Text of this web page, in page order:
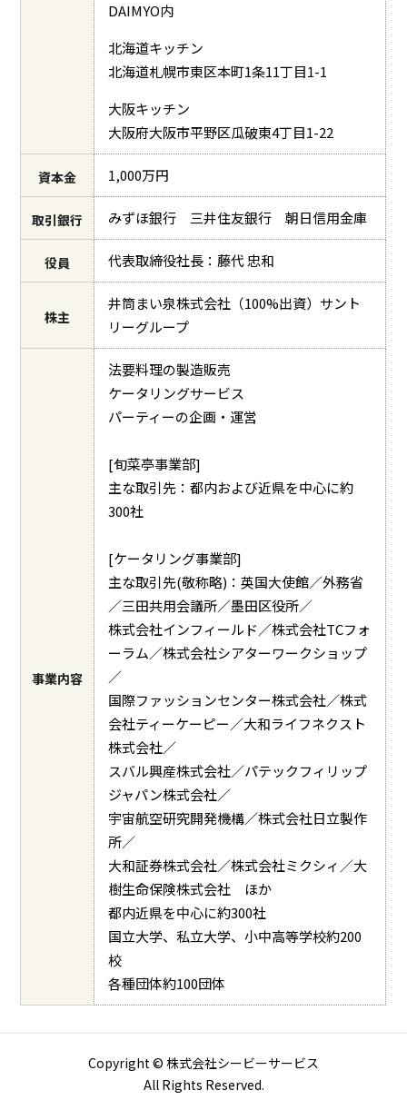
DAIMYO内
北海道キッチン
北海道札幌市東区本町1条11丁目1-1
大阪キッチン
大阪府大阪市平野区瓜破東4丁目1-22
資本金 1,000万円
取引銀行 みずほ銀行 三井住友銀行 朝日信用金庫
役員 代表取締役社長：藤代 忠和
株主
井筒まい泉株式会社（100%出資）サント
リーグループ
事業内容
法要料理の製造販売
ケータリングサービス
パーティーの企画・運営
[旬菜亭事業部]
主な取引先：都内および近県を中心に約
300社
[ケータリング事業部]
主な取引先(敬称略)：英国大使館／外務省
／三田共用会議所／墨田区役所／
株式会社インフィールド／株式会社TCフォ
ーラム／株式会社シアターワークショップ
／
国際ファッションセンター株式会社／株式
会社ティーケーピー／大和ライフネクスト
株式会社／
スバル興産株式会社／パテックフィリップ
ジャパン株式会社／
宇宙航空研究開発機構／株式会社日立製作
所／
大和証券株式会社／株式会社ミクシィ／大
樹生命保険株式会社 ほか
都内近県を中心に約300社
国立大学、私立大学、小中高等学校約200
校
各種団体約100団体
Copyright © 株式会社シービーサービス
All Rights Reserved.